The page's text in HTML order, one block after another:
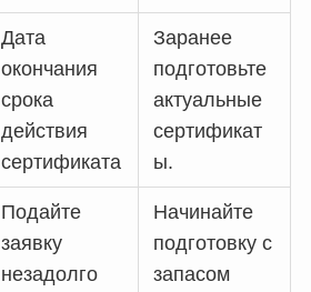
Дата
окончания
срока
действия
сертификата
Заранее
подготовьте
актуальные
сертификат
ы.
Подайте
заявку
незадолго
Начинайте
подготовку с
запасом